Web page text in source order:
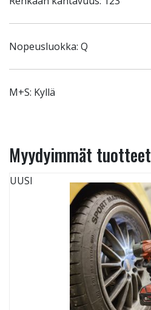
Nopeusluokka: Q
M+S: Kyllä
Myydyimmät tuotteet
UUSI